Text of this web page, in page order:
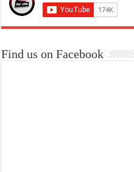
Find us on Facebook